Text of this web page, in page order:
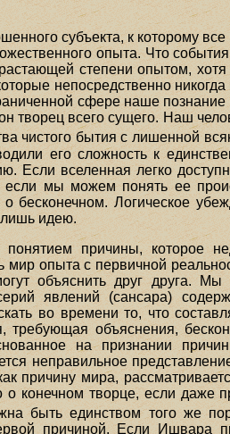
субъекта, к которому
опыта. Что
степени опытом,
непосредственно
сфере наше познание
творец всего сущего. Наш
чистого бытия с лишенной
его сложность к
Если вселенная легко
если мы можем понять ее
Логическое
лишь идею.
понятием причины, которое
опыта с первичной
объяснить друг друга.
явлений (сансара)
во времени то, что
объяснения,
на признании
неправильное
причину мира,
о конечном творце, если даже
быть единством того же
причиной. Если Ишвара